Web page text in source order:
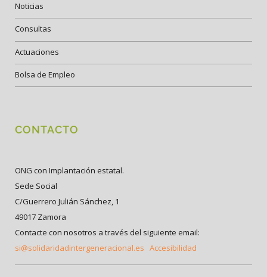
Noticias
Consultas
Actuaciones
Bolsa de Empleo
CONTACTO
ONG con Implantación estatal.
Sede Social
C/Guerrero Julián Sánchez, 1
49017 Zamora
Contacte con nosotros a través del siguiente email:
si@solidaridadintergeneracional.es Accesibilidad